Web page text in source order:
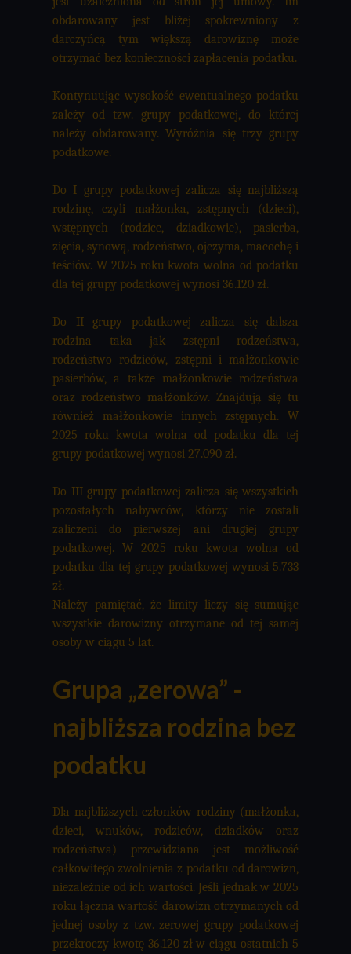
obdarowany jest bliżej spokrewniony z
darczyńcą tym większą darowiznę może
otrzymać bez konieczności zapłacenia podatku.
Kontynuując wysokość ewentualnego podatku
zależy od tzw. grupy podatkowej, do której
należy obdarowany. Wyróżnia się trzy grupy
podatkowe.
Do I grupy podatkowej zalicza się najbliższą
rodzinę, czyli małżonka, zstępnych (dzieci),
wstępnych (rodzice, dziadkowie), pasierba,
zięcia, synową, rodzeństwo, ojczyma, macochę i
teściów. W 2025 roku kwota wolna od podatku
dla tej grupy podatkowej wynosi 36.120 zł.
Do II grupy podatkowej zalicza się dalsza
rodzina taka jak zstępni rodzeństwa,
rodzeństwo rodziców, zstępni i małżonkowie
pasierbów, a także małżonkowie rodzeństwa
oraz rodzeństwo małżonków. Znajdują się tu
również małżonkowie innych zstępnych. W
2025 roku kwota wolna od podatku dla tej
grupy podatkowej wynosi 27.090 zł.
Do III grupy podatkowej zalicza się wszystkich
pozostałych nabywców, którzy nie zostali
zaliczeni do pierwszej ani drugiej grupy
podatkowej. W 2025 roku kwota wolna od
podatku dla tej grupy podatkowej wynosi 5.733
zł.
Należy pamiętać, że limity liczy się sumując
wszystkie darowizny otrzymane od tej samej
osoby w ciągu 5 lat.
Grupa „zerowa” -
najbliższa rodzina bez
podatku
Dla najbliższych członków rodziny (małżonka,
dzieci, wnuków, rodziców, dziadków oraz
rodzeństwa) przewidziana jest możliwość
całkowitego zwolnienia z podatku od darowizn,
niezależnie od ich wartości. Jeśli jednak w 2025
roku łączna wartość darowizn otrzymanych od
jednej osoby z tzw. zerowej grupy podatkowej
przekroczy kwotę 36.120 zł w ciągu ostatnich 5